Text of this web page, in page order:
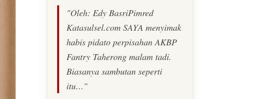
"Oleh: Edy BasriPimred
Katasulsel.com SAYA menyimak
habis pidato perpisahan AKBP
Fantry Taherong malam tadi.
Biasanya sambutan seperti
itu…"